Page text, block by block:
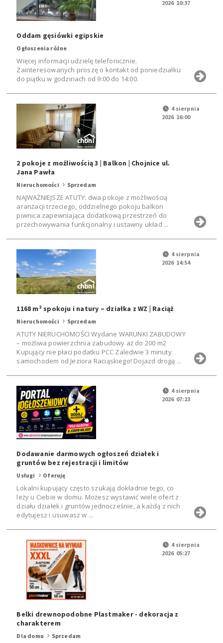
2026 10:37
Oddam gęsiówki egipskie
Ogłoszenia różne
Więcej informacji udzielę telefonicznie.
Zainteresowanych proszę o kontakt od poniedziałku
do piątku w godzinach od 9:00 do 14:00.
4 sierpnia
2026 16:00
2 pokoje z możliwością 3 | Balkon | Chojnice ul.
Jana Pawła
Nieruchomości Sprzedam
NAJWAŻNIEJSZE ATUTY: dwa pokoje z możliwością
aranżacji trzeciego, oddzielnego pokoju balkon
piwnica zapewniająca dodatkową przestrzeń do
przechowywania funkcjonalny i ustawny układ ...
4 sierpnia
2026 14:54
1168 m² spokoju i natury – działka z WZ | Raciąż
Nieruchomości Sprzedam
ATUTY NIERUCHOMOŚCI Wydane WARUNKI ZABUDOWY
– możliwa powierzchnia zabudowy aż do 200 m2
Kupujący nie płaci podatku PCC Zaledwie 3 minuty
samochodem od Jeziora Raciąskiego! Dojazd drogą ...
4 sierpnia
2026 07:23
Dodawanie darmowych ogłoszeń działek i
gruntów bez rejestracji i limitów
Usługi Oferuję
Lokalni kupujący często szukają dokładnie tego, co
leży u Ciebie w domu. Możesz wystawić wiele ofert z
działu działek i gruntów jednocześnie, a każdą z nich
edytujesz i usuwasz w ...
4 sierpnia
2026 05:27
Belki drewnopodobne Plastmaker - dekoracja z
charakterem
Dla domu Sprzedam